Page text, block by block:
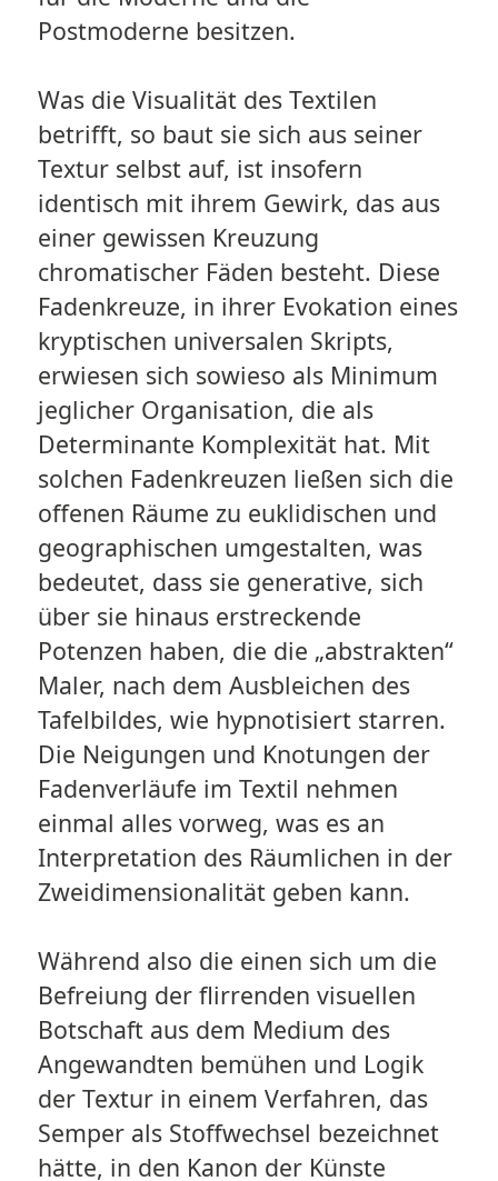
Postmoderne besitzen.
Was die Visualität des Textilen
betrifft, so baut sie sich aus seiner
Textur selbst auf, ist insofern
identisch mit ihrem Gewirk, das aus
einer gewissen Kreuzung
chromatischer Fäden besteht. Diese
Fadenkreuze, in ihrer Evokation eines
kryptischen universalen Skripts,
erwiesen sich sowieso als Minimum
jeglicher Organisation, die als
Determinante Komplexität hat. Mit
solchen Fadenkreuzen ließen sich die
offenen Räume zu euklidischen und
geographischen umgestalten, was
bedeutet, dass sie generative, sich
über sie hinaus erstreckende
Potenzen haben, die die „abstrakten“
Maler, nach dem Ausbleichen des
Tafelbildes, wie hypnotisiert starren.
Die Neigungen und Knotungen der
Fadenverläufe im Textil nehmen
einmal alles vorweg, was es an
Interpretation des Räumlichen in der
Zweidimensionalität geben kann.
Während also die einen sich um die
Befreiung der flirrenden visuellen
Botschaft aus dem Medium des
Angewandten bemühen und Logik
der Textur in einem Verfahren, das
Semper als Stoffwechsel bezeichnet
hätte, in den Kanon der Künste